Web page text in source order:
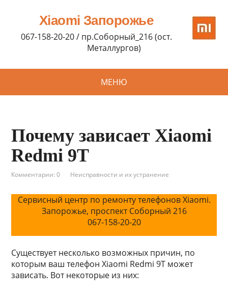
Xiaomi Запорожье
067-158-20-20 / пр.Соборный_216 (ост.
Металлургов)
МЕНЮ
Почему зависает Xiaomi
Redmi 9T
Комментарии: 0 Неисправности и их устранение
Сервисный центр по ремонту телефонов Xiaomi.
Запорожье, проспект Соборный 216
067-158-20-20
Существует несколько возможных причин, по
которым ваш телефон Xiaomi Redmi 9T может
зависать. Вот некоторые из них: